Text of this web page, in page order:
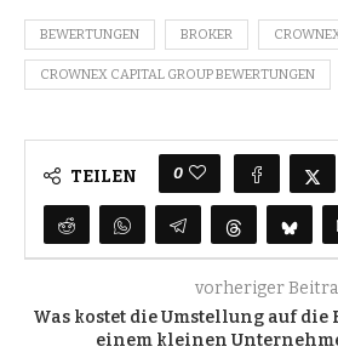
BEWERTUNGEN BROKER
CROWNEX CAPITAL GROUP BEWERTUNGEN
TEILEN 0
vorheriger
Was kostet die Umstellung auf die
einem kleinen